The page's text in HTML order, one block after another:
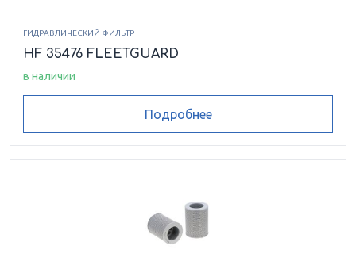
ГИДРАВЛИЧЕСКИЙ ФИЛЬТР
HF 35476 FLEETGUARD
в наличии
Подробнее